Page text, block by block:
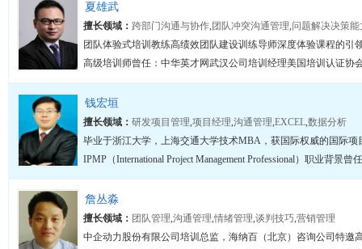
夏雄武
擅长领域： 跨部门沟通与协作, 团队冲突沟通管理,问题解决决策能
团队体验式培训教练高绩效团队建设训练导师深度体验课程的引
高级培训师曾任：中华英才网武汉公司培训经理美国培训认证协
钱宏垣
擅长领域： 研发项目管理,项目经理,沟通管理,EXCEL,数据分析
毕业于浙江大学，上海交通大学技术MBA，获国际权威的国际
IPMP（International Project Management Professional）职业背景
詹丛淼
擅长领域： 团队管理,沟通管理,情绪管理,谈判技巧,营销管理
中企动力股份有限公司培训总监，海纳百（北京）咨询公司特邀